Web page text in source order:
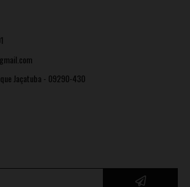
Jaçatuba - 09290-430